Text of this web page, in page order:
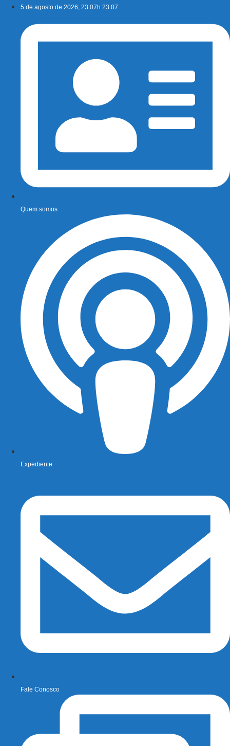
conteúdo
5 de agosto de 2026, 23:07h 23:07
Quem somos
Expediente
Fale Conosco